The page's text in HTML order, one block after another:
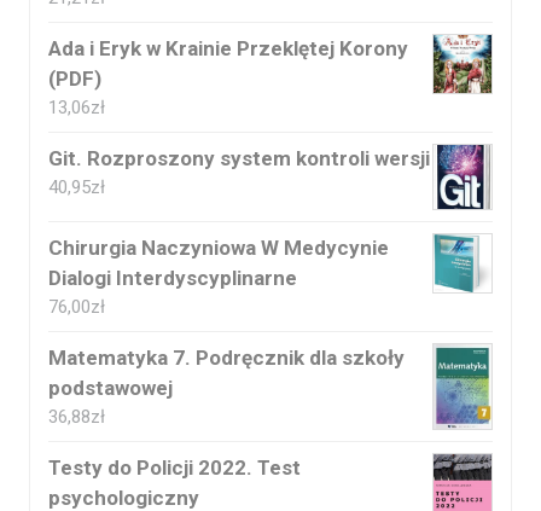
Ada i Eryk w Krainie Przeklętej Korony
(PDF)
13,06zł
Git. Rozproszony system kontroli wersji
40,95zł
Chirurgia Naczyniowa W Medycynie
Dialogi Interdyscyplinarne
76,00zł
Matematyka 7. Podręcznik dla szkoły
podstawowej
36,88zł
Testy do Policji 2022. Test
psychologiczny